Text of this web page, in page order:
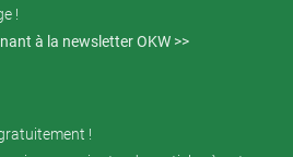
!
à la newsletter OKW >>
!